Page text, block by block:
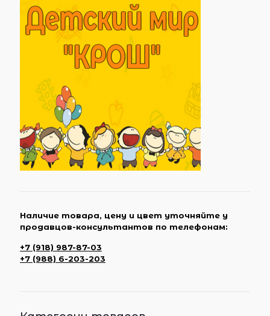
Наличие товара, цену и цвет уточняйте у
продавцов-консультантов по телефонам:
+7 (918) 987-87-03
+7 (988) 6-203-203